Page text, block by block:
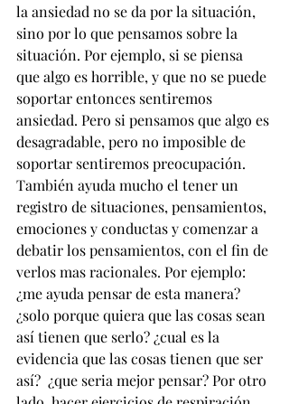
la ansiedad no se da por la situación,
sino por lo que pensamos sobre la
situación. Por ejemplo, si se piensa
que algo es horrible, y que no se puede
soportar entonces sentiremos
ansiedad. Pero si pensamos que algo es
desagradable, pero no imposible de
soportar sentiremos preocupación.
También ayuda mucho el tener un
registro de situaciones, pensamientos,
emociones y conductas y comenzar a
debatir los pensamientos, con el fin de
verlos mas racionales. Por ejemplo:
¿me ayuda pensar de esta manera?
¿solo porque quiera que las cosas sean
así tienen que serlo? ¿cual es la
evidencia que las cosas tienen que ser
así?  ¿que seria mejor pensar? Por otro